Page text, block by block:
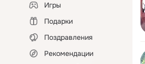
Игры
Подарки
Поздравления
Рекомендации